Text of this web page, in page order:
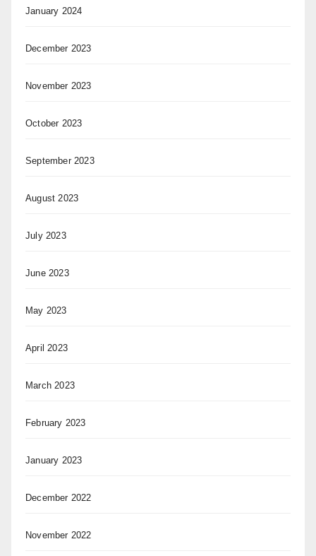
January 2024
December 2023
November 2023
October 2023
September 2023
August 2023
July 2023
June 2023
May 2023
April 2023
March 2023
February 2023
January 2023
December 2022
November 2022